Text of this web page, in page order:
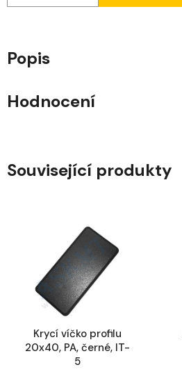
Popis
Hodnocení
Související produkty
Krycí víčko profilu
20x40, PA, černé, IT-
5